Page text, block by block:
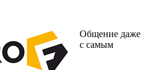
Общение даже
с самым